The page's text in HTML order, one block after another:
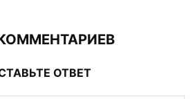
ОТВЕТ